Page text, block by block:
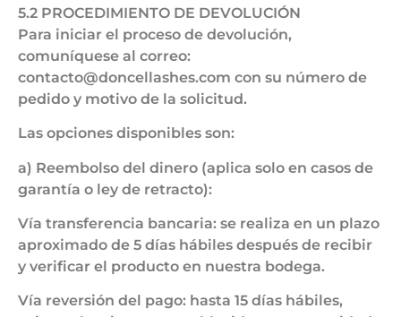
5.2 PROCEDIMIENTO DE DEVOLUCIÓN
Para iniciar el proceso de devolución,
comuníquese al correo:
contacto@doncellashes.com con su número de
pedido y motivo de la solicitud.
Las opciones disponibles son:
a) Reembolso del dinero (aplica solo en casos de
garantía o ley de retracto):
Vía transferencia bancaria: se realiza en un plazo
aproximado de 5 días hábiles después de recibir
y verificar el producto en nuestra bodega.
Vía reversión del pago: hasta 15 días hábiles,